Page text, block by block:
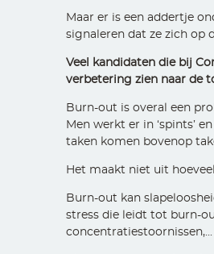
Maar er is een addertje
signaleren dat ze zich op
Veel kandidaten die bij
verbetering zien naar de
Burn-out is overal een
Men werkt er in ‘spints’
taken komen bovenop
Het maakt niet uit
Burn-out kan
stress die leidt tot burn-